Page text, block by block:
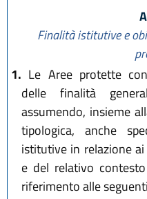
Finalità istitutive e
1. Le Aree protette
delle finalità
assumendo, insieme
tipologica, anche
istitutive in relazione
e del relativo
riferimento alle